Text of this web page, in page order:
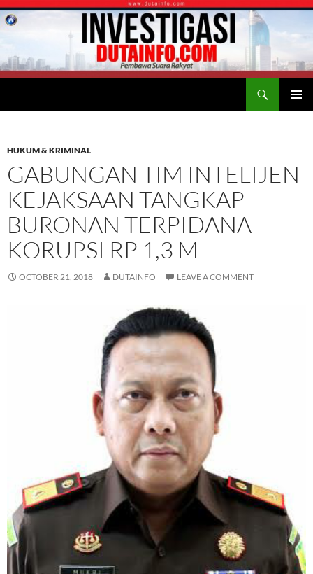
HUKUM & KRIMINAL
GABUNGAN TIM INTELIJEN
KEJAKSAAN TANGKAP
BURONAN TERPIDANA
KORUPSI RP 1,3 M
OCTOBER 21, 2018 DUTAINFO LEAVE A COMMENT